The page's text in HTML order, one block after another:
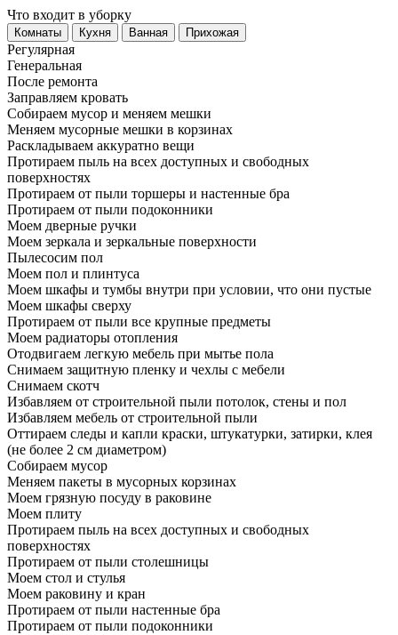
Что входит в уборку
Регу­лярная
Гене­ральная
После ремонта
Заправляем кровать
Собираем мусор и меняем мешки
Меняем мусорные мешки в корзинах
Раскладываем аккуратно вещи
Протираем пыль на всех доступных и свободных
поверхностях
Протираем от пыли торшеры и настенные бра
Протираем от пыли подоконники
Моем дверные ручки
Моем зеркала и зеркальные поверхности
Пылесосим пол
Моем пол и плинтуса
Моем шкафы и тумбы внутри при условии, что они пустые
Моем шкафы сверху
Протираем от пыли все крупные предметы
Моем радиаторы отопления
Отодвигаем легкую мебель при мытье пола
Снимаем защитную пленку и чехлы с мебели
Снимаем скотч
Избавляем от строительной пыли потолок, стены и пол
Избавляем мебель от строительной пыли
Оттираем следы и капли краски, штукатурки, затирки, клея
(не более 2 см диаметром)
Собираем мусор
Меняем пакеты в мусорных корзинах
Моем грязную посуду в раковине
Моем плиту
Протираем пыль на всех доступных и свободных
поверхностях
Протираем от пыли столешницы
Моем стол и стулья
Моем раковину и кран
Протираем от пыли настенные бра
Протираем от пыли подоконники